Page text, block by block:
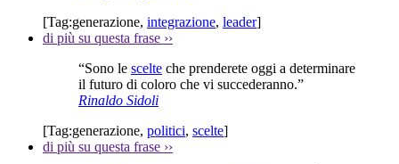
[Tag:generazione, integrazione, leader]
di più su questa frase ››
“Sono le scelte che prenderete oggi a determinare
il futuro di coloro che vi succederanno.”
Rinaldo Sidoli
[Tag:generazione, politici, scelte]
di più su questa frase ››